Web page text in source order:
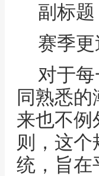
副标
赛季
对于
同熟悉
来也不例
则，这
统，旨在